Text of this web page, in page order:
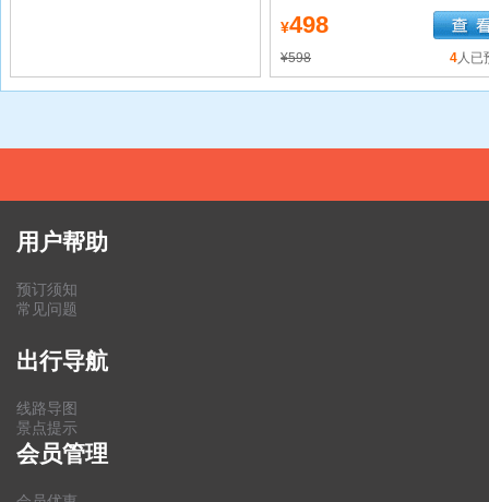
¥498
¥598 4人已
用户帮助
预订须知
常见问题
出行导航
线路导图
景点提示
会员管理